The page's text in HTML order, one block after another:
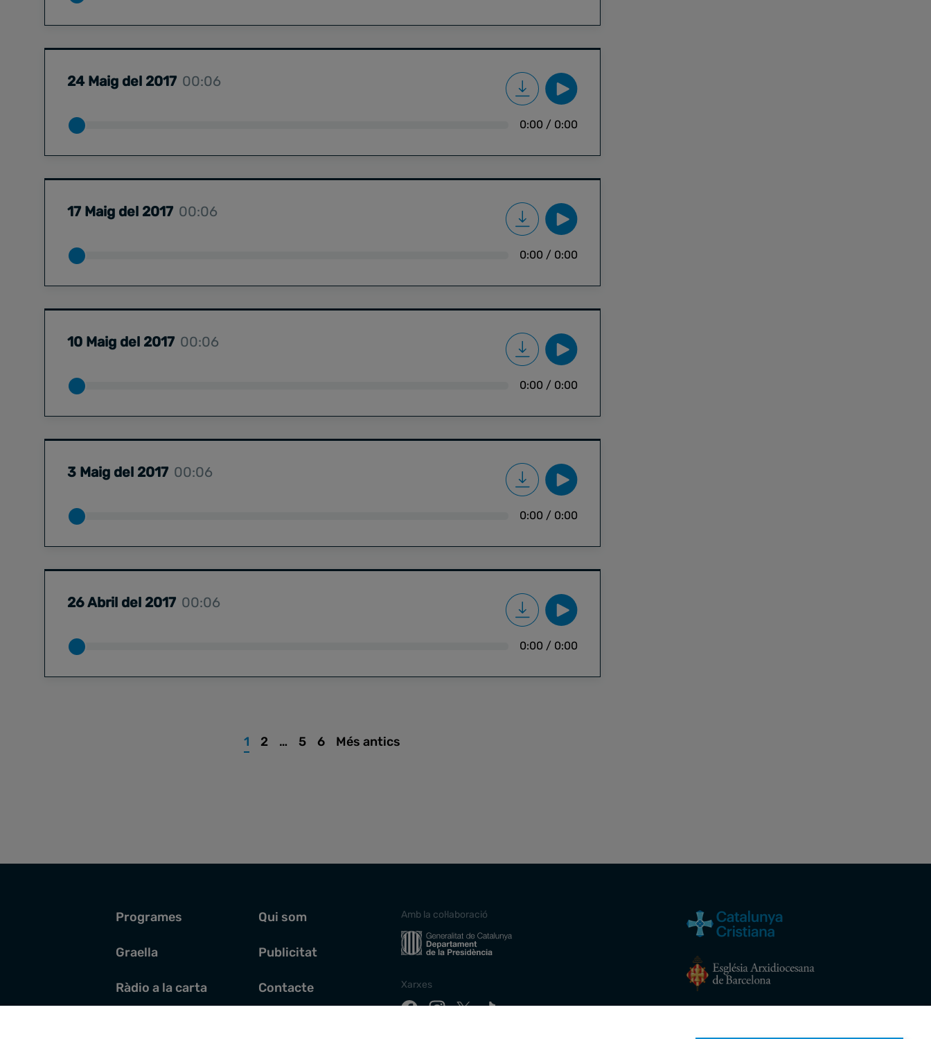
24 Maig del 2017 00:06
0:00 / 0:00
17 Maig del 2017 00:06
0:00 / 0:00
10 Maig del 2017 00:06
0:00 / 0:00
3 Maig del 2017 00:06
0:00 / 0:00
26 Abril del 2017 00:06
0:00 / 0:00
1 2 … 5 6 Més antics
Programes
Graella
Ràdio a la carta
Qui som
Publicitat
Contacte
Amb la col·laboració
Xarxes